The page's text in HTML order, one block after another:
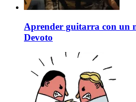
Aprender guitarra con un
Devoto